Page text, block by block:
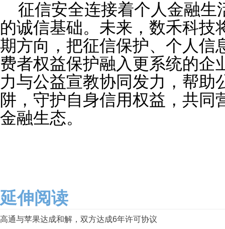
征信安全连接着个人金融生
的诚信基础。未来，数禾科技
期方向，把征信保护、个人信
费者权益保护融入更系统的企
力与公益宣教协同发力，帮助
阱，守护自身信用权益，共同
金融生态。
延伸阅读
高通与苹果达成和解，双方达成6年许可协议